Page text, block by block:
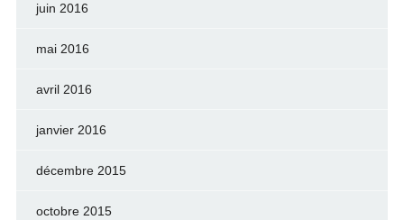
juin 2016
mai 2016
avril 2016
janvier 2016
décembre 2015
octobre 2015